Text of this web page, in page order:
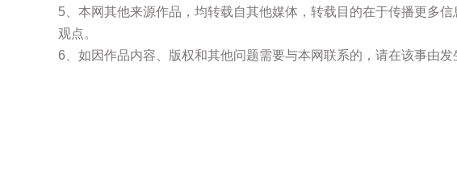
5、本网其他来源作品，均转载自其他媒体，转载目的在于传播更多
观点。
6、如因作品内容、版权和其他问题需要与本网联系的，请在该事由发